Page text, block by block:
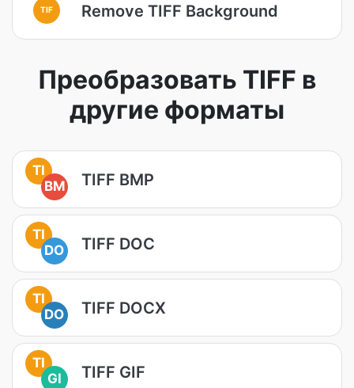
TIF Remove TIFF Background
Преобразовать TIFF в
другие форматы
TI
BM
TIFF BMP
TI
DO
TIFF DOC
TI
DO
TIFF DOCX
TI
GI
TIFF GIF